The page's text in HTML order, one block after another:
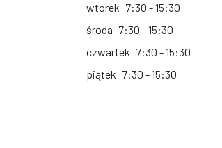
wtorek 7:30 - 15:30
środa 7:30 - 15:30
czwartek 7:30 - 15:30
piątek 7:30 - 15:30